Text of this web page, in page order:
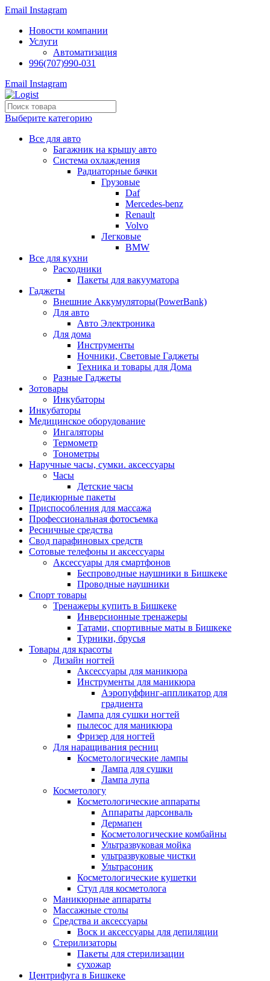
Email Instagram
Новости компании
Услуги
Автоматизация
996(707)990-031
Email Instagram
Выберите категорию
Все для авто
Багажник на крышу авто
Система охлаждения
Радиаторные бачки
Грузовые
Daf
Mercedes-benz
Renault
Volvo
Легковые
BMW
Все для кухни
Расходники
Пакеты для вакууматора
Гаджеты
Внешние Аккумуляторы(PowerBank)
Для авто
Авто Электроника
Для дома
Инструменты
Ночники, Световые Гаджеты
Техника и товары для Дома
Разные Гаджеты
Зотовары
Инкубаторы
Инкубаторы
Медицинское оборудование
Ингаляторы
Термометр
Тонометры
Наручные часы, сумки. аксессуары
Часы
Детские часы
Педикюрные пакеты
Приспособления для массажа
Профессиональная фотосъемка
Ресничные средства
Свод парафиновых средств
Сотовые телефоны и аксессуары
Аксессуары для смартфонов
Беспроводные наушники в Бишкеке
Проводные наушники
Спорт товары
Тренажеры купить в Бишкеке
Инверсионные тренажеры
Татами, спортивные маты в Бишкеке
Турники, брусья
Товары для красоты
Дизайн ногтей
Аксессуары для маникюра
Инструменты для маникюра
Аэропуффинг-аппликатор для
градиента
Лампа для сушки ногтей
пылесос для маникюра
Фризер для ногтей
Для наращивания ресниц
Косметологические лампы
Лампа для сушки
Лампа лупа
Косметологу
Косметологические аппараты
Аппараты дарсонваль
Дермапен
Косметологические комбайны
Ультразвуковая мойка
ультразвуковые чистки
Ультрасоник
Косметологические кушетки
Стул для косметолога
Маникюрные аппараты
Массажные столы
Средства и аксессуары
Воск и аксессуары для депиляции
Стерилизаторы
Пакеты для стерилизации
сухожар
Центрифуга в Бишкеке